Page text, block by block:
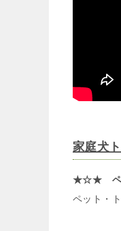
家庭犬
★☆★ ペッ
ペット・